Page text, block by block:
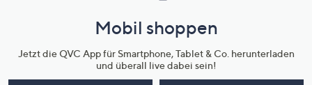
Mobil shoppen
Jetzt die QVC App für Smartphone, Tablet & Co. herunterladen
und überall live dabei sein!